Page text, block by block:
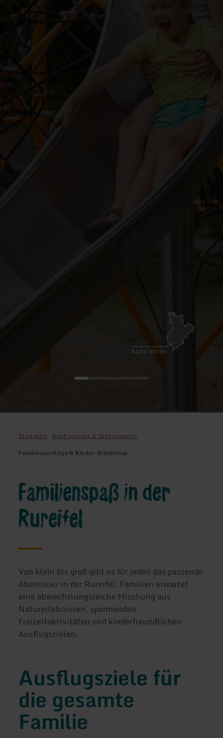
Karte öffnen
Startseite
Ausflugsziele & Sehenswertes
Familienausflüge & Kinder-Erlebnisse
Familienspaß in der
Rureifel
Von klein bis groß gibt es für jeden das passende
Abenteuer in der Rureifel. Familien erwartet
eine abwechslungsreiche Mischung aus
Naturerlebnissen, spannenden
Freizeitaktivitäten und kinderfreundlichen
Ausflugszielen.
Ausflugsziele für
die gesamte
Familie